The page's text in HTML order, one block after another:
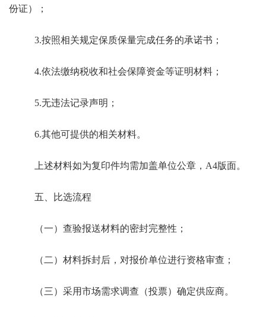
份证）‌；
3.按照相关规定保质保量完成任务的承诺书；
4.依法缴纳税收和社会保障资金等证明材料；
5.无违法记录声明 ；
6.其他可提供的相关材料。
上述材料如为复印件均需加盖单位公章， A4版面。
五 、比选流程
（一）查验报送材料的密封完整性；
（二）材料拆封后，对报价单位进行资格审查；
（三）采用市场需求调查（投票） 确定供应商。